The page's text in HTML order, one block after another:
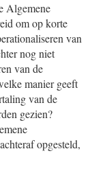
Algemene
om op korte
van
nog niet
van de
manier geeft
van de
gezien?
opgesteld,